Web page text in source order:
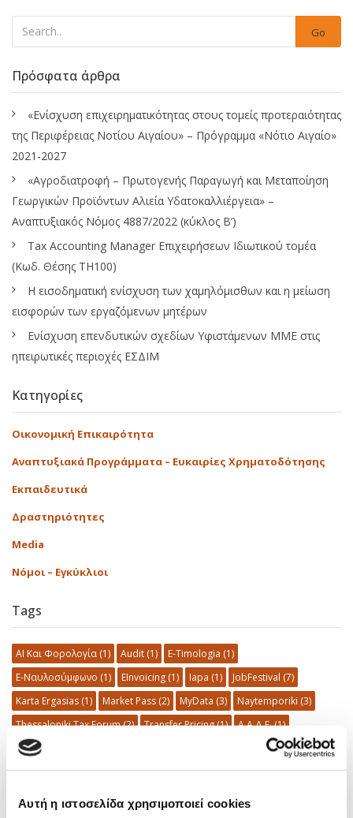
Αυτή η ιστοσελίδα χρησιμοποιεί cookies
Go
Πρόσφατα άρθρα
«Ενίσχυση επιχειρηματικότητας στους τομείς προτεραιότητας
της Περιφέρειας Νοτίου Αιγαίου» – Πρόγραμμα «Νότιο Αιγαίο»
2021-2027
«Αγροδιατροφή – Πρωτογενής Παραγωγή και Μεταποίηση
Γεωργικών Προϊόντων Αλιεία Υδατοκαλλιέργεια» –
Αναπτυξιακός Νόμος 4887/2022 (κύκλος Β’)
Tax Accounting Manager Επιχειρήσεων Ιδιωτικού τομέα
(Κωδ. Θέσης ΤΗ100)
Η εισοδηματική ενίσχυση των χαμηλόμισθων και η μείωση
εισφορών των εργαζόμενων μητέρων
Ενίσχυση επενδυτικών σχεδίων Υφιστάμενων ΜΜΕ στις
ηπειρωτικές περιοχές ΕΣΔΙΜ
Κατηγορίες
Οικονομική Επικαιρότητα
Αναπτυξιακά Προγράμματα – Ευκαιρίες Χρηματοδότησης
Εκπαιδευτικά
Δραστηριότητες
Media
Νόμοι – Εγκύκλιοι
Tags
AI Και Φορολογία (1) Audit (1) E-Timologia (1)
E-Ναυλοσύμφωνο (1) EInvoicing (1) Iapa (1) JobFestival (7)
Karta Ergasias (1) Market Pass (2) MyData (3) Naytemporiki (3)
Thessaloniki Tax Forum(2) Transfer Pricing(1) Α.Α.Δ.Ε.(1)
Α.Π. 54789
Δημόσια Περιουσία(1)
Δημόσιο(5) Διαφάνεια(1) Διαχείριση Κινδύνων(1) ΕΡΓΑΝΗ(1)
(4) Εσωτερικός Έλεγχος Κατάρτιση